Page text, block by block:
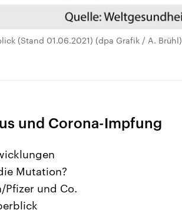
(Stand 01.06.2021) (dpa Grafik / A. Brühl)
und Corona-Impfung
Mutation?
Pfizer und Co.